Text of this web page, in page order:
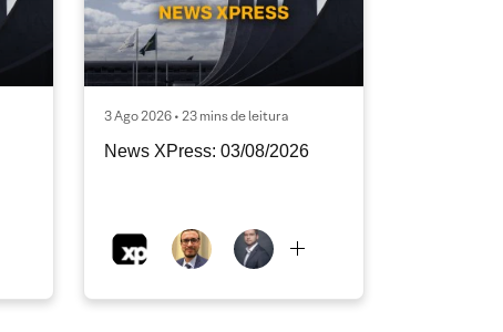
3 Ago 2026 • 23 mins de leitura
News XPress: 03/08/2026